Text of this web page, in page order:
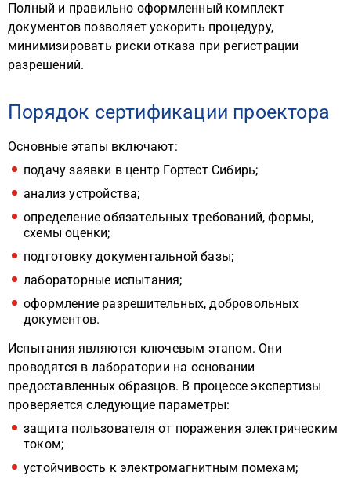
Полный и правильно оформленный комплект
документов позволяет ускорить процедуру,
минимизировать риски отказа при регистрации
разрешений.
Порядок сертификации проектора
Основные этапы включают:
подачу заявки в центр Гортест Сибирь;
анализ устройства;
определение обязательных требований, формы,
схемы оценки;
подготовку документальной базы;
лабораторные испытания;
оформление разрешительных, добровольных
документов.
Испытания являются ключевым этапом. Они
проводятся в лаборатории на основании
предоставленных образцов. В процессе экспертизы
проверяется следующие параметры:
защита пользователя от поражения электрическим
током;
устойчивость к электромагнитным помехам;